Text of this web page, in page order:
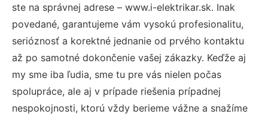
ste na správnej adrese – www.i-elektrikar.sk. Inak
povedané, garantujeme vám vysokú profesionalitu,
serióznosť a korektné jednanie od prvého kontaktu
až po samotné dokončenie vašej zákazky. Keďže aj
my sme iba ľudia, sme tu pre vás nielen počas
spolupráce, ale aj v prípade riešenia prípadnej
nespokojnosti, ktorú vždy berieme vážne a snažíme